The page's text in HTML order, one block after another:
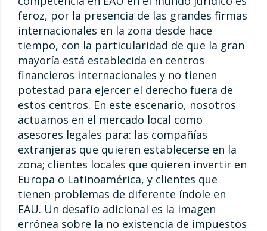
feroz, por la presencia de las grandes firmas
internacionales en la zona desde hace
tiempo, con la particularidad de que la gran
mayoría está establecida en centros
financieros internacionales y no tienen
potestad para ejercer el derecho fuera de
estos centros. En este escenario, nosotros
actuamos en el mercado local como
asesores legales para: las compañías
extranjeras que quieren establecerse en la
zona; clientes locales que quieren invertir en
Europa o Latinoamérica, y clientes que
tienen problemas de diferente índole en
EAU. Un desafío adicional es la imagen
errónea sobre la no existencia de impuestos